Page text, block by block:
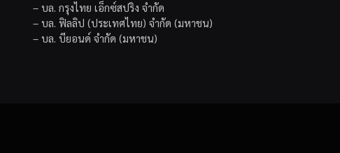
– บล. กรุงไทย เอ็กซ์สปริง จำกัด
– บล. ฟิลลิป (ประเทศไทย) จำกัด (มหาชน)
– บล. บียอนด์ จำกัด (มหาชน)